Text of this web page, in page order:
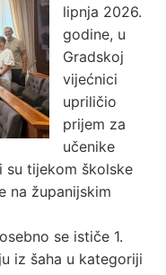
lipnja 2026.
godine, u
Gradskoj
vijećnici
upriličio
prijem za
učenike
su tijekom školske
na županijskim
se ističe 1.
iz šaha u kategoriji